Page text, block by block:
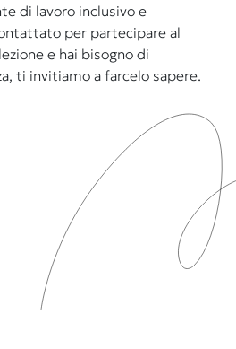
di lavoro inclusivo e
per partecipare al
e hai bisogno di
ti invitiamo a farcelo sapere.